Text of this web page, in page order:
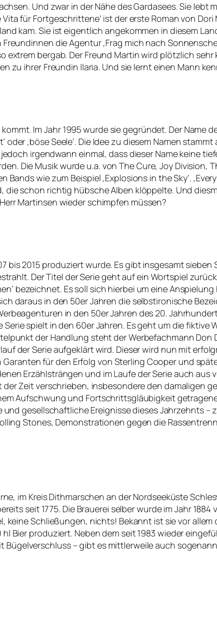
Und zwar in der Nähe des Gardasees. Sie lebt
für Fortgeschrittene‘ ist der erste Roman von Dori
kam. Sie ist eigentlich angekommen in diesem
die Agentur ‚Frag mich nach
extrem bergab. Der Freund Martin wird plötzlich
zu ihrer Freundin Ilaria. Und sie lernt einen Mann
Im Jahr 1995 wurde sie gegründet. Der Name
‚böse Seele‘. Die Idee zu diesem Namen stammt
irgendwann einmal, dass dieser Name keine
Die Musik wurde u.a. von The Cure, Joy Division,
wie zum Beispiel ‚Explosions in the Sky‘.
die schon richtig hübsche Alben klöppelte. Und
Martinsen wieder schimpfen müssen?
bis 2015 produziert wurde. Es gibt insgesamt
Der Titel der Serie geht auf ein Wortspiel
bezeichnet. Es soll sich hierbei um eine
daraus in den 50er Jahren die selbstironische
in den 50er Jahren des 20.
spielt in den 60er Jahren. Es geht um die fiktive
der Handlung steht der Werbefachmann Don
der Serie aufgeklärt wird. Dieser wird nun mit
für den Erfolg von Sterling Cooper und
Erzählsträngen und im Laufe der Serie auch aus
Zeit verschrieben, insbesondere den damaligen
Aufschwung und Fortschrittsgläubigkeit
gesellschaftliche Ereignisse dieses Jahrzehnts –
Stones, Demonstrationen gegen die
im Kreis Dithmarschen an der Nordseeküste
seit 1775. Die Brauerei selber wurde im Jahr
keine Schließungen, nichts! Bekannt ist sie vor
Bier produziert. Neben dem seit 1983 wieder
– gibt es mittlerweile auch